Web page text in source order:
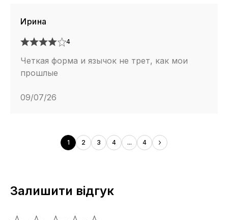
Ирина
4
Четкая форма и язычок не трет, как мои
прошлые
09/07/26
1 2 3 4 ... 4
Залишити відгук